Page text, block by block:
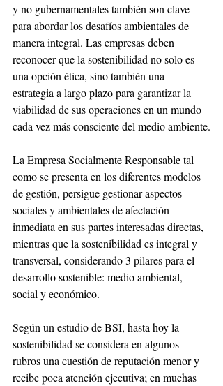
y no gubernamentales también son clave
para abordar los desafíos ambientales de
manera integral. Las empresas deben
reconocer que la sostenibilidad no solo es
una opción ética, sino también una
estrategia a largo plazo para garantizar la
viabilidad de sus operaciones en un mundo
cada vez más consciente del medio ambiente.
La Empresa Socialmente Responsable tal
como se presenta en los diferentes modelos
de gestión, persigue gestionar aspectos
sociales y ambientales de afectación
inmediata en sus partes interesadas directas,
mientras que la sostenibilidad es integral y
transversal, considerando 3 pilares para el
desarrollo sostenible: medio ambiental,
social y económico.
Según un estudio de BSI, hasta hoy la
sostenibilidad se considera en algunos
rubros una cuestión de reputación menor y
recibe poca atención ejecutiva; en muchas